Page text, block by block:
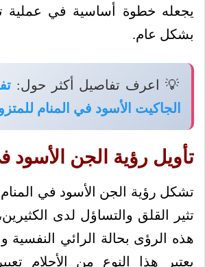
يجعله خطوة أساسية في عملية
بشكل عام.
💡 اعرف تفاصيل أكثر حول:
الجاكيت الأسود في المنام
تأويل رؤية الجن الأسود
تشكل رؤية الجن الأسود في المنام
تثير القلق والتساؤل لدى
هذه الرؤى بحالة الرائي النفسية
يعتبر هذا النوع من الأحلام